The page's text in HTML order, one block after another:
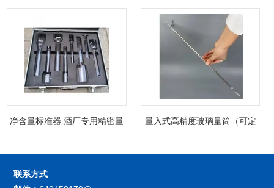
净含量标准器 酒厂专用精密量
量入式高精度玻璃量筒（可定
联系方式